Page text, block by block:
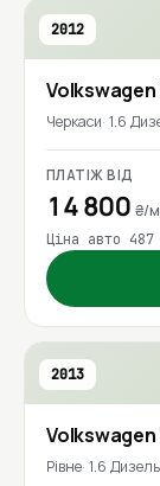
2012
Volkswagen
Черкаси 1.6
ПЛАТІЖ ВІД
14 800 ₴/
Ціна авто
2013
Volkswagen
Рівне 1.6 Дизель